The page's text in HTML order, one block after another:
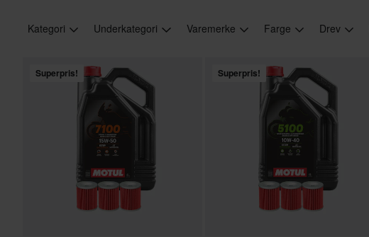
Kategori Underkategori Varemerke Farge Drev
Superpris! Superpris!